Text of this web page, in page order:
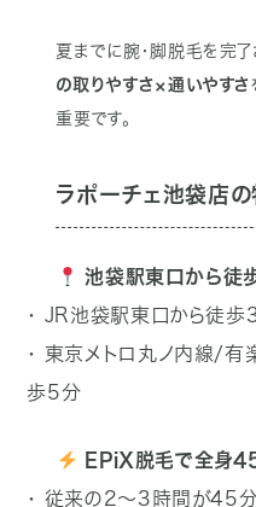
夏までに腕・脚脱毛を完了
の取りやすさ×通いやすさ
重要です。
ラポーチェ池袋店
池袋駅東口から徒
・ JR池袋駅東口から徒歩
・ 東京メトロ丸ノ内線/
歩5分
EPiX脱毛で全身
・ 従来の2〜3時間が45